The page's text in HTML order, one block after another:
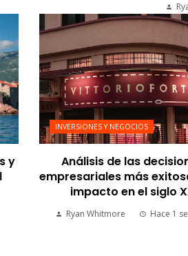
y
INVERSIONES Y NEGOCIOS
Análisis de las
empresariales más
impacto en el siglo
Ryan Whitmore Hace 1